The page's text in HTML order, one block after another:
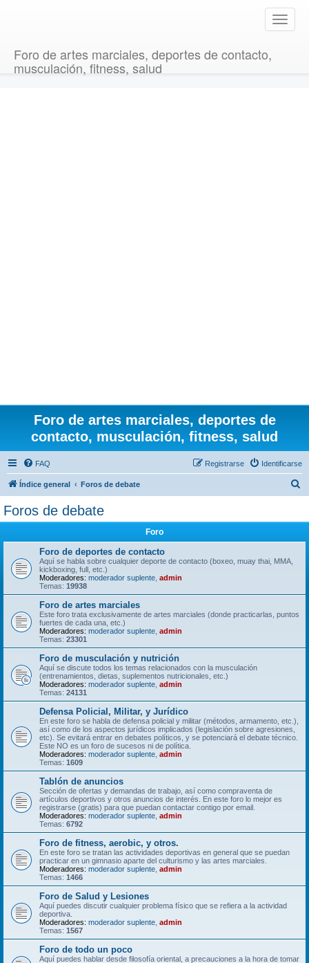
T
o
Foro de artes marciales, deportes de contacto,
musculación, fitness, salud
Foro de artes marciales, deportes de
contacto, musculación, fitness, salud
FAQ Identificarse
Registrarse
Índice general Foros de debate
Foros de debate
Foro
Foro de deportes de contacto
Aquí se habla sobre cualquier deporte de contacto (boxeo, muay thai, MMA,
kickboxing, full, etc.)
Moderadores: moderador suplente admin
Temas: 19938
Foro de artes marciales
Este foro trata exclusivamente de artes marciales (donde practicarlas, puntos
fuertes de cada una, etc.)
Moderadores: moderador suplente admin
Temas: 23301
Foro de musculación y nutrición
Aquí se discute todos los temas relacionados con la musculación
(entrenamientos, dietas, suplementos nutricionales, etc.)
Moderadores: moderador suplente admin
Temas: 24131
Defensa Policial, Militar, y Jurídico
En este foro se habla de defensa policial y militar (métodos, armamento, etc.),
así como de los aspectos jurídicos implicados (legislación sobre agresiones,
etc). Se evitará entrar en debates políticos, y se potenciará el debate técnico.
Este NO es un foro de sucesos ni de política.
Moderadores: moderador suplente admin
Temas: 1609
Tablón de anuncios
Sección de ofertas y demandas de trabajo, así como compraventa de
artículos deportivos y otros anuncios de interés. En este foro lo mejor es
registrarse (gratis) para que puedan contactar contigo por email.
Moderadores: moderador suplente admin
Temas: 6792
Foro de fitness, aerobic, y otros.
En este foro se tratan las actividades deportivas en general que se puedan
practicar en un gimnasio aparte del culturismo y las artes marciales.
Moderadores: moderador suplente admin
Temas: 1466
Foro de Salud y Lesiones
Aquí puedes discutir cualquier problema físico que se refiera a la actividad
deportiva.
Moderadores: moderador suplente admin
Temas: 1567
Foro de todo un poco
Aquí puedes hablar desde filosofía oriental, a precauciones a la hora de tomar